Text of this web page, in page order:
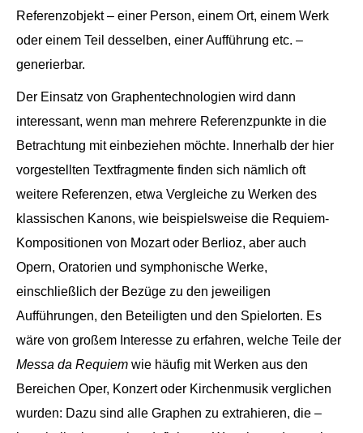
Referenzobjekt – einer Person, einem Ort, einem Werk
oder einem Teil desselben, einer Aufführung etc. –
generierbar.
Der Einsatz von Graphentechnologien wird dann
interessant, wenn man mehrere Referenzpunkte in die
Betrachtung mit einbeziehen möchte. Innerhalb der hier
vorgestellten Textfragmente finden sich nämlich oft
weitere Referenzen, etwa Vergleiche zu Werken des
klassischen Kanons, wie beispielsweise die Requiem-
Kompositionen von Mozart oder Berlioz, aber auch
Opern, Oratorien und symphonische Werke,
einschließlich der Bezüge zu den jeweiligen
Aufführungen, den Beteiligten und den Spielorten. Es
wäre von großem Interesse zu erfahren, welche Teile der
Messa da Requiem wie häufig mit Werken aus den
Bereichen Oper, Konzert oder Kirchenmusik verglichen
wurden: Dazu sind alle Graphen zu extrahieren, die –